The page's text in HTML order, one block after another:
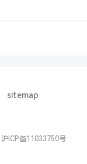
sitemap
沪ICP备11033750号